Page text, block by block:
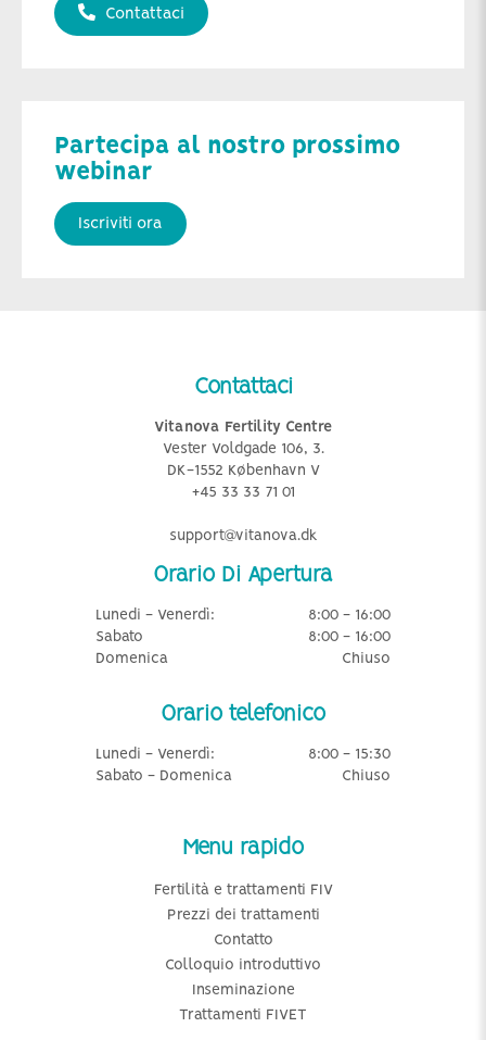
Contattaci
Partecipa al nostro prossimo
webinar
Iscriviti ora
Contattaci
Vitanova Fertility Centre
Vester Voldgade 106, 3.
DK-1552 København V
+45 33 33 71 01
support@vitanova.dk
Orario Di Apertura
Lunedi - Venerdì:
8:00 - 16:00
Sabato
8:00 - 16:00
Domenica
Chiuso
Orario telefonico
Lunedi - Venerdì:
8:00 - 15:30
Sabato - Domenica
Chiuso
Menu rapido
Fertilità e trattamenti FIV
Prezzi dei trattamenti
Contatto
Colloquio introduttivo
Inseminazione
Trattamenti FIVET